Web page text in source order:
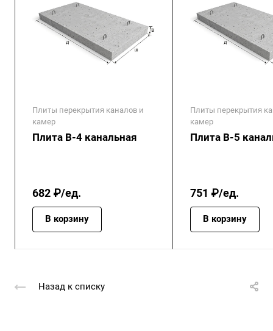
Плиты перекрытия каналов и
камер
Плита В-4 канальная
682 ₽/ед.
В корзину
Плиты перекрытия
камер
Плита В-5
751 ₽/ед.
В корзину
Назад к списку